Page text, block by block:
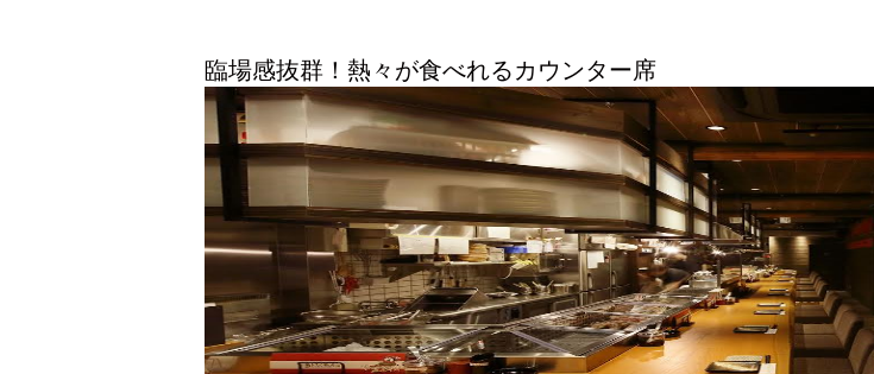
臨場感抜群！熱々が食べれるカウンター席